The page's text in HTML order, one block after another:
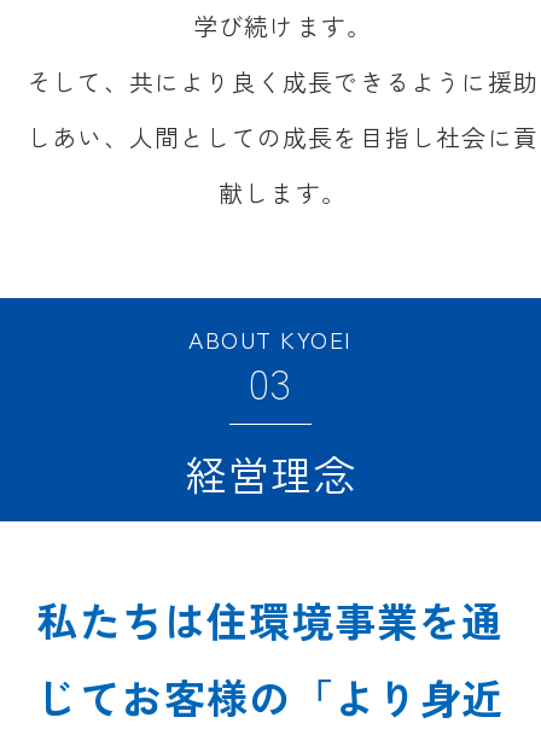
学び続けます。
そして、共により良く成長できるように援助
しあい、人間としての成長を目指し社会に貢
献します。
ABOUT KYOEI
03
経営理念
私たちは住環境事業を通
じてお客様の「より身近